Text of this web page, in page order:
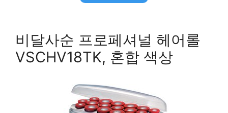
비달사순 프로페셔널 헤어롤
VSCHV18TK, 혼합 색상